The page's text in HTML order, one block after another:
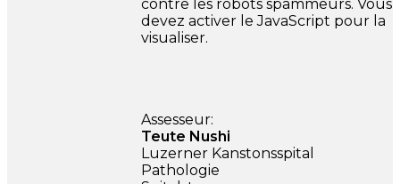
contre les robots spammeurs. Vous
devez activer le JavaScript pour la
visualiser.
Assesseur:
Teute Nushi
Luzerner Kanstonsspital
Pathologie